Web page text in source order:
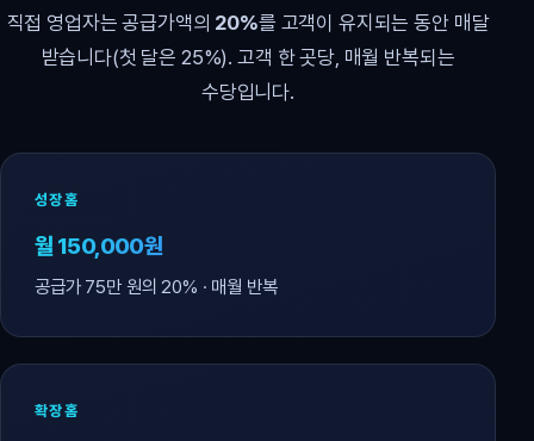
직접 영업자는 공급가액의 20%를 고객이 유지되는 동안 매달
받습니다(첫 달은 25%). 고객 한 곳당, 매월 반복되는
수당입니다.
성장홈
월 150,000원
공급가 75만 원의 20% · 매월 반복
확장홈